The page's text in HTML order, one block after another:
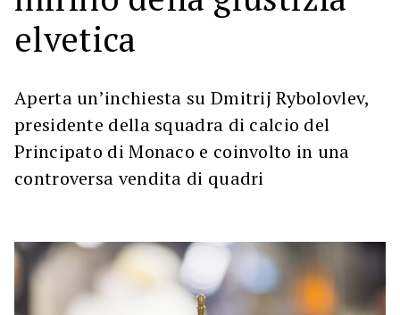
elvetica
Aperta un’inchiesta su Dmitrij Rybolovlev,
presidente della squadra di calcio del
Principato di Monaco e coinvolto in una
controversa vendita di quadri